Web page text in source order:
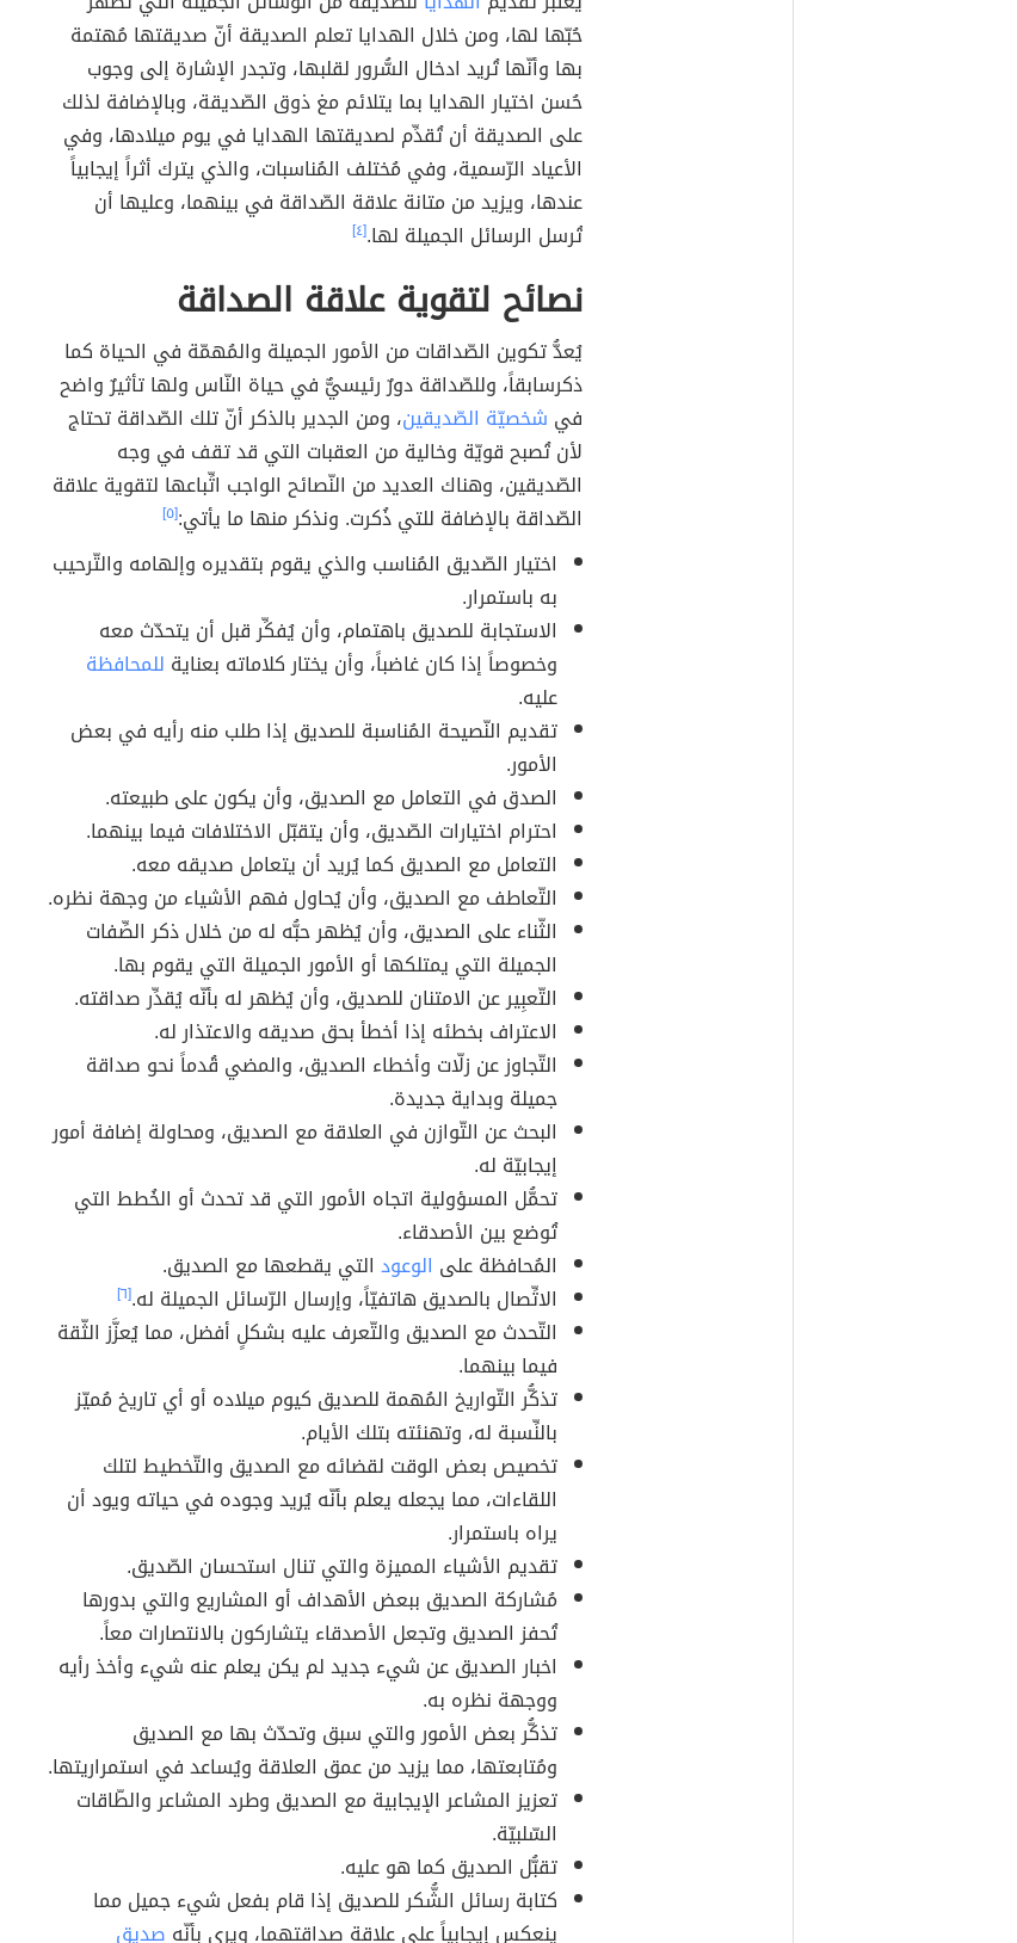
حُبّها لها، ومن خلال الهدايا تعلم الصديقة أنّ صديقتها مُهتمة
بها وأنّها تُريد ادخال السُّرور لقلبها، وتجدر الإشارة إلى وجوب
حُسن اختيار الهدايا بما يتلائم مغ ذوق الصّديقة، وبالإضافة لذلك
على الصديقة أن تُقدِّم لصديقتها الهدايا في يوم ميلادها، وفي
الأعياد الرّسمية، وفي مُختلف المُناسبات، والذي يترك أثراً إيجابياً
عندها، ويزيد من متانة علاقة الصّداقة في بينهما، وعليها أن
تُرسل الرسائل الجميلة لها.[٤]
نصائح لتقوية علاقة الصداقة
يُعدُّ تكوين الصّداقات من الأمور الجميلة والمُهمّة في الحياة كما
ذكرسابقاً، وللصّداقة دورٌ رئيسيٌّ في حياة النّاس ولها تأثيرٌ واضح
في شخصيّة الصّديقين، ومن الجدير بالذكر أنّ تلك الصّداقة تحتاج
لأن تُصبح قويّة وخالية من العقبات التي قد تقف في وجه
الصّديقين، وهناك العديد من النّصائح الواجب اتِّباعها لتقوية علاقة
الصّداقة بالإضافة للتي ذُكرت. ونذكر منها ما يأتي:[٥]
اختيار الصّديق المُناسب والذي يقوم بتقديره وإلهامه والتّرحيب
به باستمرار.
الاستجابة للصديق باهتمام، وأن يُفكِّر قبل أن يتحدّث معه
وخصوصاً إذا كان غاضباً، وأن يختار كلاماته بعناية للمحافظة
عليه.
تقديم النّصيحة المُناسبة للصديق إذا طلب منه رأيه في بعض
الأمور.
الصدق في التعامل مع الصديق، وأن يكون على طبيعته.
احترام اختيارات الصّديق، وأن يتقبّل الاختلافات فيما بينهما.
التعامل مع الصديق كما يُريد أن يتعامل صديقه معه.
التّعاطف مع الصديق، وأن يُحاول فهم الأشياء من وجهة نظره.
الثّناء على الصديق، وأن يُظهر حبُّه له من خلال ذكر الصِّفات
الجميلة التي يمتلكها أو الأمور الجميلة التي يقوم بها.
التّعبِير عن الامتنان للصديق، وأن يُظهر له بأنّه يُقدِّر صداقته.
الاعتراف بخطئه إذا أخطأ بحق صديقه والاعتذار له.
التّجاوز عن زلّات وأخطاء الصديق، والمضي قُدماً نحو صداقة
جميلة وبداية جديدة.
البحث عن التّوازن في العلاقة مع الصديق، ومحاولة إضافة أمور
إيجابيّة له.
تحمُّل المسؤولية اتجاه الأمور التي قد تحدث أو الخُطط التي
تُوضع بين الأصدقاء.
المُحافظة على الوعود التي يقطعها مع الصديق.
الاتِّصال بالصديق هاتفيّاً، وإرسال الرّسائل الجميلة له.[٦]
التّحدث مع الصديق والتّعرف عليه بشكلٍ أفضل، مما يُعزَّز الثّقة
فيما بينهما.
تذكُّر التّواريخ المُهمة للصديق كيوم ميلاده أو أي تاريخ مُميّز
بالنِّسبة له، وتهنئته بتلك الأيام.
تخصيص بعض الوقت لقضائه مع الصديق والتّخطيط لتلك
اللقاءات، مما يجعله يعلم بأنّه يُريد وجوده في حياته ويود أن
يراه باستمرار.
تقديم الأشياء المميزة والتي تنال استحسان الصّديق.
مُشاركة الصديق ببعض الأهداف أو المشاريع والتي بدورها
تُحفز الصديق وتجعل الأصدقاء يتشاركون بالانتصارات معاً.
اخبار الصديق عن شيء جديد لم يكن يعلم عنه شيء وأخذ رأيه
ووجهة نظره به.
تذكُّر بعض الأمور والتي سبق وتحدّث بها مع الصديق
ومُتابعتها، مما يزيد من عمق العلاقة ويُساعد في استمراريتها.
تعزيز المشاعر الإيجابية مع الصديق وطرد المشاعر والطّاقات
السّلبيّة.
تقبُّل الصديق كما هو عليه.
كتابة رسائل الشُّكر للصديق إذا قام بفعل شيء جميل مما
ينعكس إيجابياً على علاقة صداقتهما، ويرى بأنّه صديق